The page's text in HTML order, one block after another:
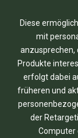
Diese
mit
anzusprechen,
Produkte
erfolgt dabei
früheren und
der
Computer